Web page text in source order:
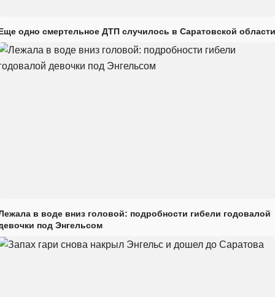
одно смертельное ДТП случилось в Саратовской области
в воде вниз головой: подробности гибели годовалой
под Энгельсом